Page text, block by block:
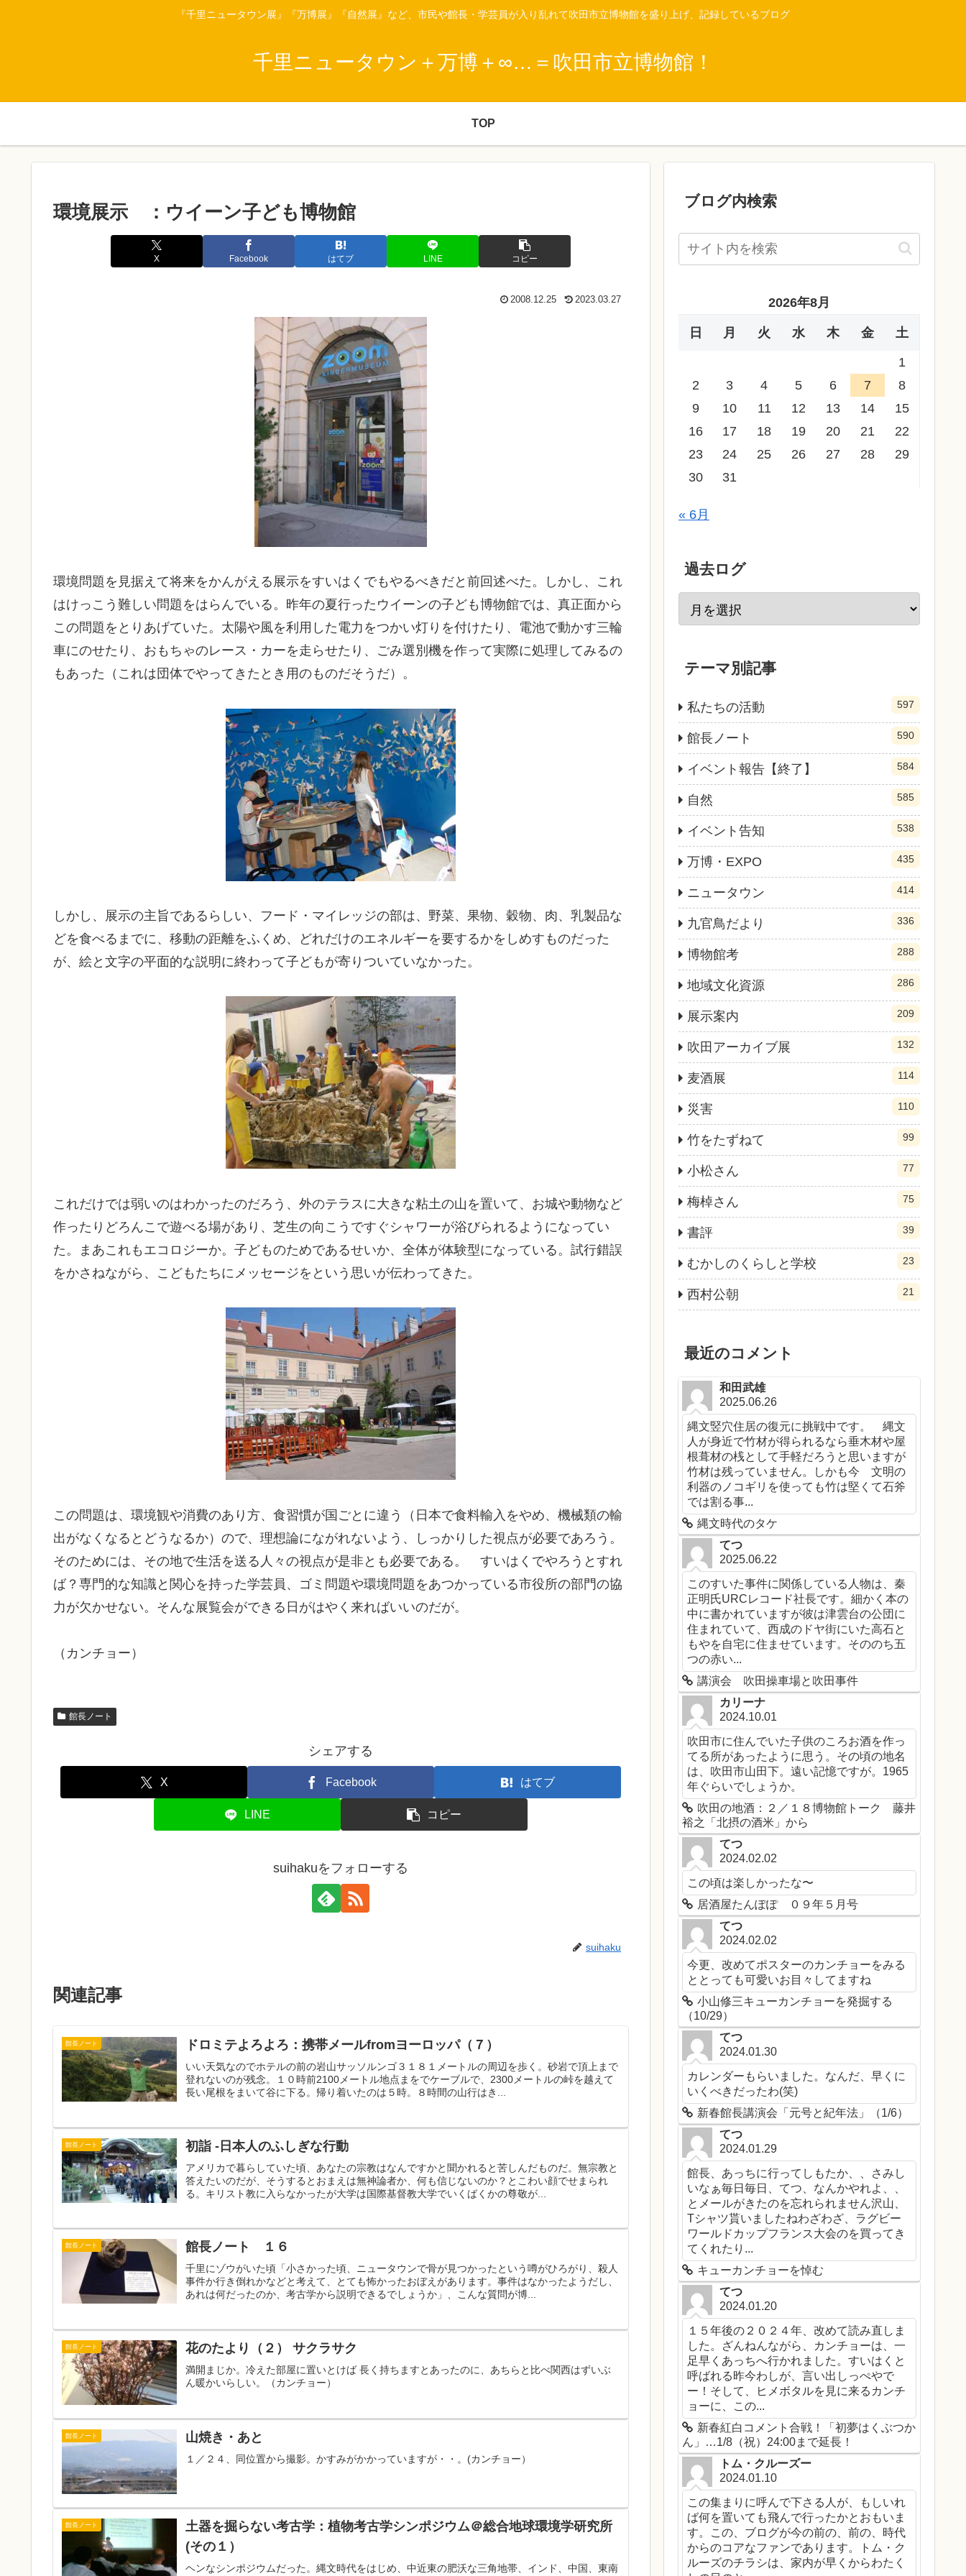
『千里ニュータウン展』『万博展』『自然展』など、市民や館長・学芸員が入り乱れて吹田市立博物館を盛り上げ、記録しているブログ
千里ニュータウン＋万博＋∞…＝吹田市立博物館！
TOP
環境展示 ：ウイーン子ども博物館
X Facebook はてブ LINE コピー
2008.12.25 2023.03.27
環境問題を見据えて将来をかんがえる展示をすいはくでもやるべきだと前回述べた。しかし、これ
はけっこう難しい問題をはらんでいる。昨年の夏行ったウイーンの子ども博物館では、真正面から
この問題をとりあげていた。太陽や風を利用した電力をつかい灯りを付けたり、電池で動かす三輪
車にのせたり、おもちゃのレース・カーを走らせたり、ごみ選別機を作って実際に処理してみるの
もあった（これは団体でやってきたとき用のものだそうだ）。
しかし、展示の主旨であるらしい、フード・マイレッジの部は、野菜、果物、穀物、肉、乳製品な
どを食べるまでに、移動の距離をふくめ、どれだけのエネルギーを要するかをしめすものだった
が、絵と文字の平面的な説明に終わって子どもが寄りついていなかった。
これだけでは弱いのはわかったのだろう、外のテラスに大きな粘土の山を置いて、お城や動物など
作ったりどろんこで遊べる場があり、芝生の向こうですぐシャワーが浴びられるようになってい
た。まあこれもエコロジーか。子どものためであるせいか、全体が体験型になっている。試行錯誤
をかさねながら、こどもたちにメッセージをという思いが伝わってきた。
この問題は、環境観や消費のあり方、食習慣が国ごとに違う（日本で食料輸入をやめ、機械類の輸
出がなくなるとどうなるか）ので、理想論にながれないよう、しっかりした視点が必要であろう。
そのためには、その地で生活を送る人々の視点が是非とも必要である。 すいはくでやろうとすれ
ば？専門的な知識と関心を持った学芸員、ゴミ問題や環境問題をあつかっている市役所の部門の協
力が欠かせない。そんな展覧会ができる日がはやく来ればいいのだが。
（カンチョー）
館長ノート
シェアする
X Facebook はてブ
LINE コピー
suihakuをフォローする
suihaku
関連記事
館長ノート ドロミテよろよろ：携帯メールfromヨーロッパ（７）
いい天気なのでホテルの前の岩山サッソルンゴ３１８１メートルの周辺を歩く。砂岩で頂上まで
登れないのが残念。１０時前2100メートル地点まをでケーブルで、2300メートルの峠を越えて
長い尾根をまいて谷に下る。帰り着いたのは５時。８時間の山行はき...
館長ノート 初詣 -日本人のふしぎな行動
アメリカで暮らしていた頃、あなたの宗教はなんですかと聞かれると苦しんだものだ。無宗教と
答えたいのだが、そうするとおまえは無神論者か、何も信じないのか？とこわい顔でせまられ
る。キリスト教に入らなかったが大学は国際基督教大学でいくばくかの尊敬が...
館長ノート 館長ノート １６
千里にゾウがいた頃「小さかった頃、ニュータウンで骨が見つかったという噂がひろがり、殺人
事件か行き倒れかなどと考えて、とても怖かったおぼえがあります。事件はなかったようだし、
あれは何だったのか、考古学から説明できるでしょうか」、こんな質問が博...
館長ノート 花のたより（２） サクラサク
満開まじか。冷えた部屋に置いとけば 長く持ちますとあったのに、あちらと比べ関西はずいぶ
ん暖かいらしい。（カンチョー）
館長ノート 山焼き・あと
１／２４、同位置から撮影。かすみがかかっていますが・・。(カンチョー）
館長ノート
土器を掘らない考古学：植物考古学シンポジウム＠総合地球環境学研究所
(その１）
ヘンなシンポジウムだった。縄文時代をはじめ、中近東の肥沃な三角地帯、インド、中国、東南
ブログ内検索
2026年8月
日 月 火 水 木 金 土
1
2
3 4 5 6 7
8
9
10 11 12 13 14
15
16
17 18 19 20 21
22
23
24 25 26 27 28
29
30
31
« 6月
過去ログ
テーマ別記事
私たちの活動 597
館長ノート 590
イベント報告【終了】 584
自然 585
イベント告知 538
万博・EXPO 435
ニュータウン 414
九官鳥だより 336
博物館考 288
地域文化資源 286
展示案内 209
吹田アーカイブ展 132
麦酒展 114
災害 110
竹をたずねて 99
小松さん 77
梅棹さん 75
書評 39
むかしのくらしと学校 23
西村公朝 21
最近のコメント
和田武雄
2025.06.26
縄文竪穴住居の復元に挑戦中です。 縄文
人が身近で竹材が得られるなら垂木材や屋
根葺材の桟として手軽だろうと思いますが
竹材は残っていません。しかも今 文明の
利器のノコギリを使っても竹は堅くて石斧
では割る事...
縄文時代のタケ
てつ
2025.06.22
このすいた事件に関係している人物は、秦
正明氏URCレコード社長です。細かく本の
中に書かれていますが彼は津雲台の公団に
住まれていて、西成のドヤ街にいた高石と
もやを自宅に住ませています。そののち五
つの赤い...
講演会 吹田操車場と吹田事件
カリーナ
2024.10.01
吹田市に住んでいた子供のころお酒を作っ
てる所があったように思う。その頃の地名
は、吹田市山田下。遠い記憶ですが。1965
年ぐらいでしょうか。
吹田の地酒：２／１８博物館トーク 藤井
裕之「北摂の酒米」から
てつ
2024.02.02
この頃は楽しかったな〜
居酒屋たんぽぽ ０９年５月号
てつ
2024.02.02
今更、改めてポスターのカンチョーをみる
ととっても可愛いお目々してますね
小山修三キューカンチョーを発掘する
（10/29）
てつ
2024.01.30
カレンダーもらいました。なんだ、早くに
いくべきだったわ(笑)
新春館長講演会「元号と紀年法」（1/6）
てつ
2024.01.29
館長、あっちに行ってしもたか、、さみし
いなぁ毎日毎日、てつ、なんかやれよ、、
とメールがきたのを忘れられません沢山、
Tシャツ貰いましたねわざわざ、ラグビー
ワールドカップフランス大会のを買ってき
てくれたり...
キューカンチョーを悼む
てつ
2024.01.20
１５年後の２０２４年、改めて読み直しま
した。ざんねんながら、カンチョーは、一
足早くあっちへ行かれました。すいはくと
呼ばれる昨今わしが、言い出しっぺやで
ー！そして、ヒメボタルを見に来るカンチ
ョーに、この...
新春紅白コメント合戦！「初夢はくぶつか
ん」…1/8（祝）24:00まで延長！
トム・クルーズー
2024.01.10
この集まりに呼んで下さる人が、もしいれ
ば何を置いても飛んで行ったかとおもいま
す。この、ブログが今の前の、前の、時代
からのコアなファンであります。トム・ク
ルーズのチラシは、家内が早くからわたく